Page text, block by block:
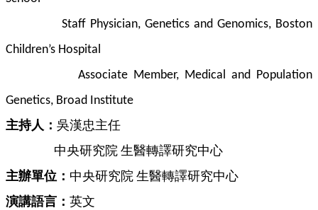
Staff Physician, Genetics and Genomics, Boston
Children’s Hospital
Associate Member, Medical and Population
Genetics, Broad Institute
主持人： 吳漢忠主任
中央研究院 生醫轉譯研究中心
主辦單位： 中央研究院 生醫轉譯研究中心
演講語言： 英文